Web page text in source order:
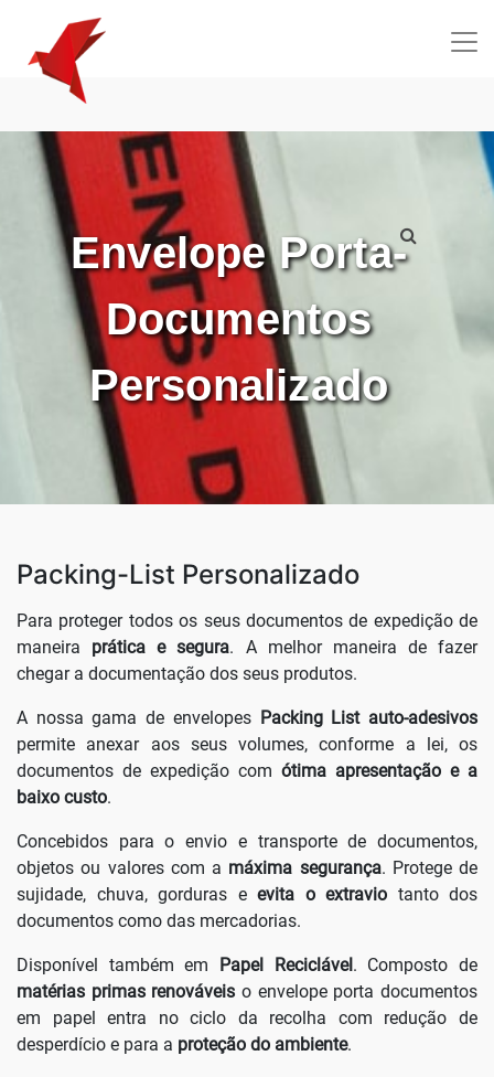
!-- Navigation -->
Envelope Porta-
Documentos
Personalizado
Packing-List Personalizado
Para proteger todos os seus documentos de expedição de
maneira prática e segura. A melhor maneira de fazer
chegar a documentação dos seus produtos.
A nossa gama de envelopes Packing List auto-adesivos
permite anexar aos seus volumes, conforme a lei, os
documentos de expedição com ótima apresentação e a
baixo custo.
Concebidos para o envio e transporte de documentos,
objetos ou valores com a máxima segurança. Protege de
sujidade, chuva, gorduras e evita o extravio tanto dos
documentos como das mercadorias.
Disponível também em Papel Reciclável . Composto de
matérias primas renováveis o envelope porta documentos
em papel entra no ciclo da recolha com redução de
desperdício e para a proteção do ambiente.